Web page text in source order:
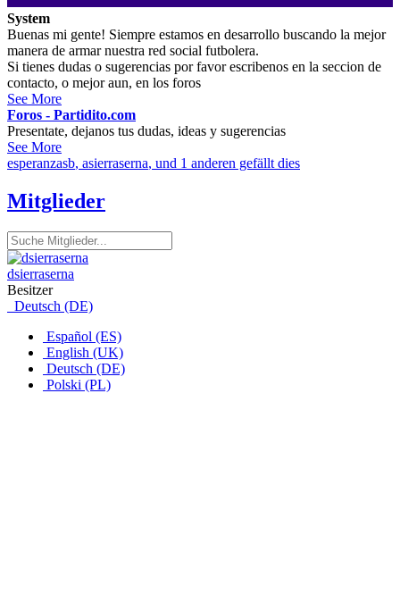
System
Buenas mi gente! Siempre estamos en desarrollo buscando la mejor
manera de armar nuestra red social futbolera.
Si tienes dudas o sugerencias por favor escribenos en la seccion de
contacto, o mejor aun, en los foros
See More
Foros - Partidito.com
Presentate, dejanos tus dudas, ideas y sugerencias
See More
esperanzasb, asierraserna, und 1 anderen gefällt dies
Mitglieder
dsierraserna
Besitzer
Deutsch (DE)
Español (ES)
English (UK)
Deutsch (DE)
Polski (PL)